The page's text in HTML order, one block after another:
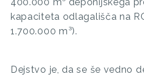
kapaciteta odlagališča na
1.700.000 m³).
Dejstvo je, da se še vedno